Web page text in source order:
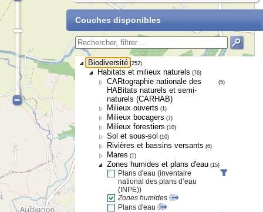
Couches disponibles
Biodiversité (252)
Habitats et milieux naturels (76)
CARtographie nationale des
HABitats naturels et semi-
naturels (CARHAB)
(5)
Milieux ouverts (1)
Milieux bocagers (7)
Milieux forestiers (10)
Sol et sous-sol (10)
Rivières et bassins versants (6)
Mares (1)
Zones humides et plans d'eau (15)
Plans d'eau (inventaire
national des plans d’eau
(INPE))
Zones humides
Plans d'eau